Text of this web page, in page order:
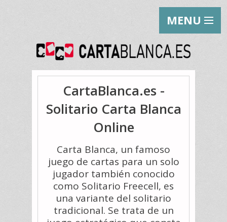
MENU
CartaBlanca.es -
Solitario Carta Blanca
Online
Carta Blanca, un famoso
juego de cartas para un solo
jugador también conocido
como Solitario Freecell, es
una variante del solitario
tradicional. Se trata de un